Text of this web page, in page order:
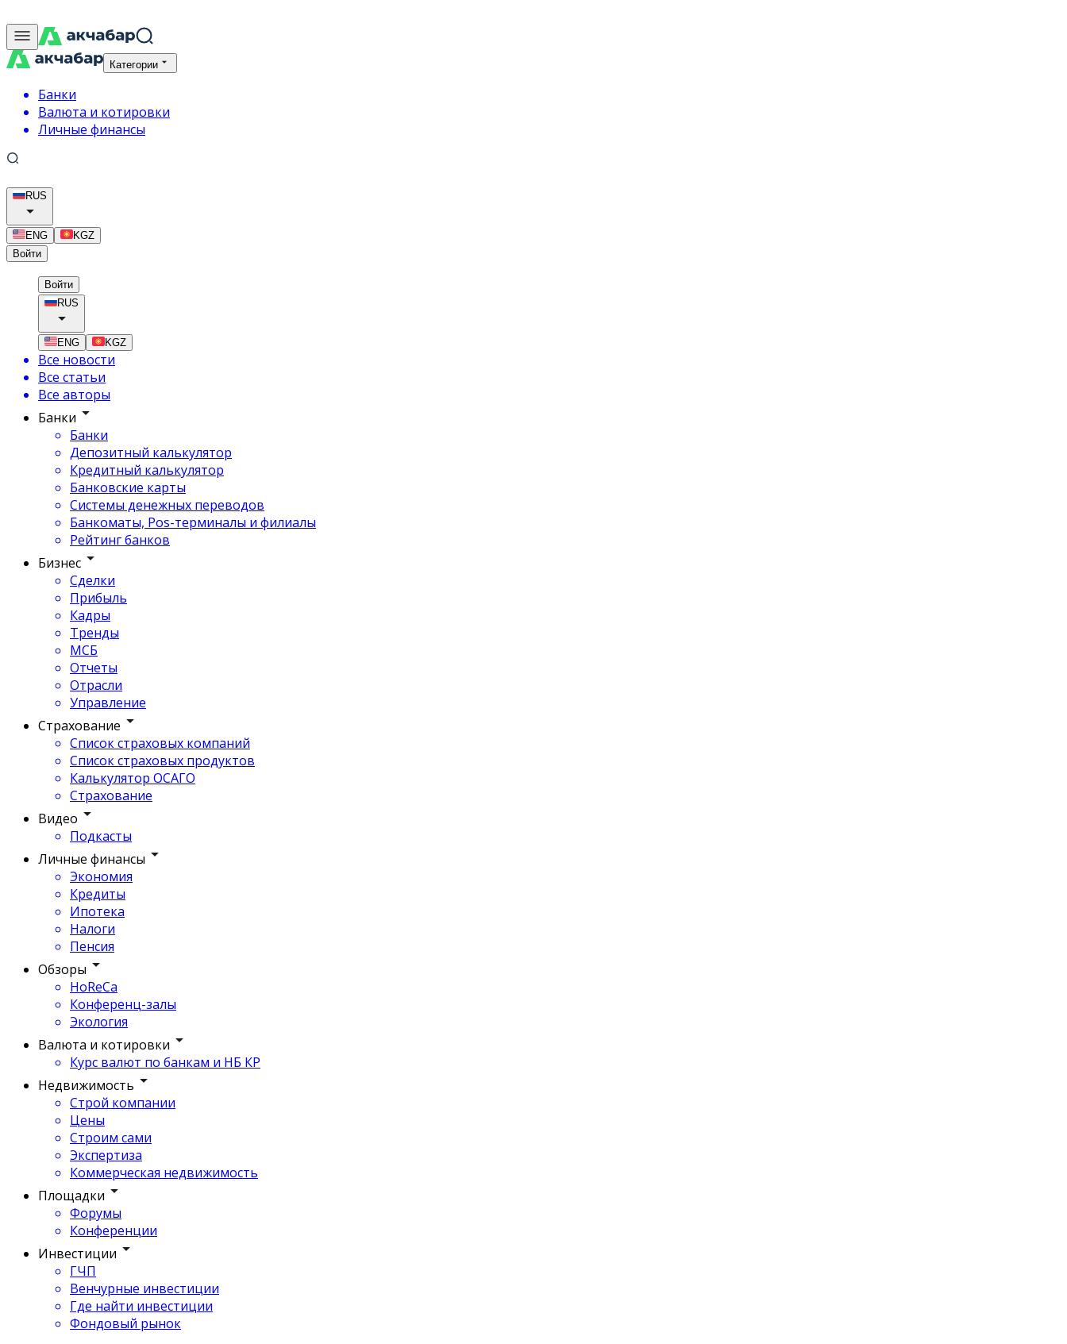
Категории
Банки
Валюта и котировки
Личные финансы
RUS
ENG
KGZ
Войти
Войти
RUS
ENG KGZ
Все новости
Все статьи
Все авторы
Банки
Банки
Депозитный калькулятор
Кредитный калькулятор
Банковские карты
Системы денежных переводов
Банкоматы, Pos-терминалы и филиалы
Рейтинг банков
Бизнес
Сделки
Прибыль
Кадры
Тренды
МСБ
Отчеты
Отрасли
Управление
Страхование
Список страховых компаний
Список страховых продуктов
Калькулятор ОСАГО
Страхование
Видео
Подкасты
Личные финансы
Экономия
Кредиты
Ипотека
Налоги
Пенсия
Обзоры
HoReCa
Конференц-залы
Экология
Валюта и котировки
Курс валют по банкам и НБ КР
Недвижимость
Строй компании
Цены
Строим сами
Экспертиза
Коммерческая недвижимость
Площадки
Форумы
Конференции
Инвестиции
ГЧП
Венчурные инвестиции
Где найти инвестиции
Фондовый рынок